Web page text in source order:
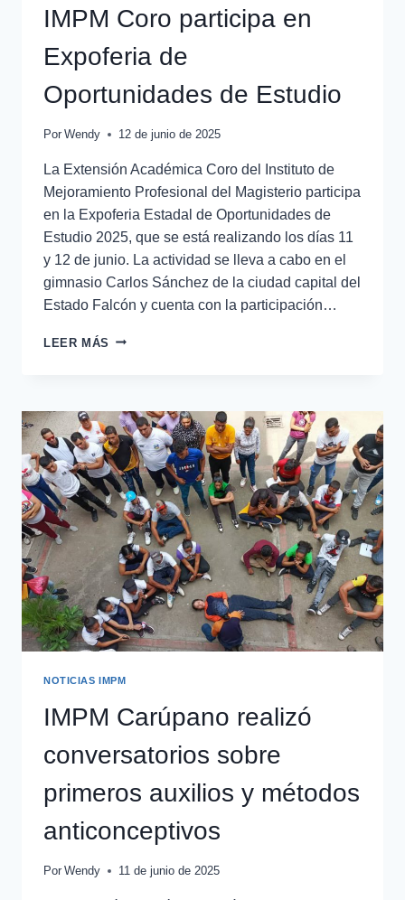
IMPM Coro participa en
Expoferia de
Oportunidades de Estudio
Por Wendy 12 de junio de 2025
La Extensión Académica Coro del Instituto de
Mejoramiento Profesional del Magisterio participa
en la Expoferia Estadal de Oportunidades de
Estudio 2025, que se está realizando los días 11
y 12 de junio. La actividad se lleva a cabo en el
gimnasio Carlos Sánchez de la ciudad capital del
Estado Falcón y cuenta con la participación…
LEER MÁS
NOTICIAS IMPM
IMPM Carúpano realizó
conversatorios sobre
primeros auxilios y métodos
anticonceptivos
Por Wendy 11 de junio de 2025